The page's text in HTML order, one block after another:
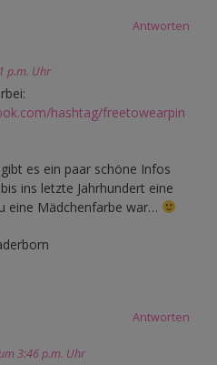
Antworten
p.m. Uhr
hashtag/freetowearpin
es ein paar schöne Infos
ins letzte Jahrhundert eine
eine Mädchenfarbe war…
Antworten
3:46 p.m. Uhr